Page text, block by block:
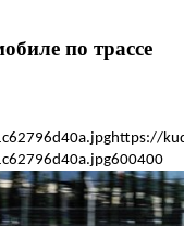
по трассе
https://
600400